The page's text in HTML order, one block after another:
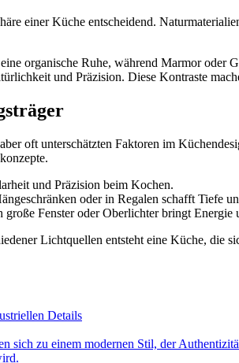
einer Küche entscheidend.
organische Ruhe, während Marmor oder
und Präzision. Diese Kontraste
oft unterschätzten Faktoren im
und Präzision beim Kochen.
oder in Regalen schafft Tiefe
große Fenster oder Oberlichter bringt
Lichtquellen entsteht eine Küche, die
Details
sich zu einem modernen Stil, der